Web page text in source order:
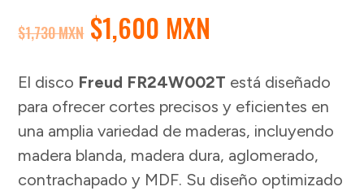
$1,730 MXN EL
PRECIO
ORIGINAL
ERA:
$1,730 MXN.
$1,600 MXN
ACTUAL
ES:
$1,600 MXN.
El disco Freud FR24W002T está diseñado
para ofrecer cortes precisos y eficientes en
una amplia variedad de maderas, incluyendo
madera blanda, madera dura, aglomerado,
contrachapado y MDF. Su diseño optimizado